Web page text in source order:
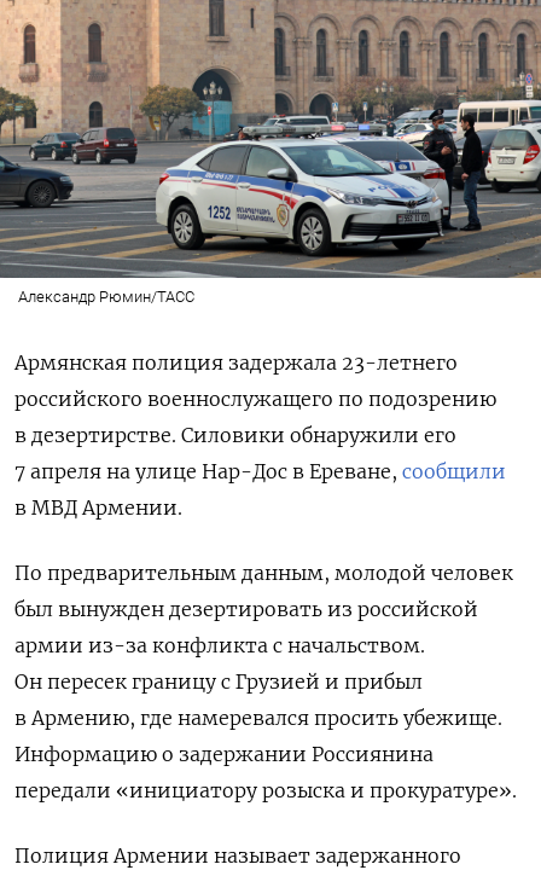
Александр Рюмин/ТАСС
Армянская полиция задержала 23-летнего
российского военнослужащего по подозрению
в дезертирстве. Силовики обнаружили его
7 апреля на улице Нар-Дос в Ереване, сообщили
в МВД Армении.
По предварительным данным, молодой человек
был вынужден дезертировать из российской
армии из-за конфликта с начальством.
Он пересек границу с Грузией и прибыл
в Армению, где намеревался просить убежище.
Информацию о задержании Россиянина
передали «инициатору розыска и прокуратуре».
Полиция Армении называет задержанного